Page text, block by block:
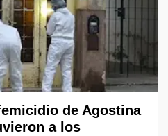
de Agostina
a los